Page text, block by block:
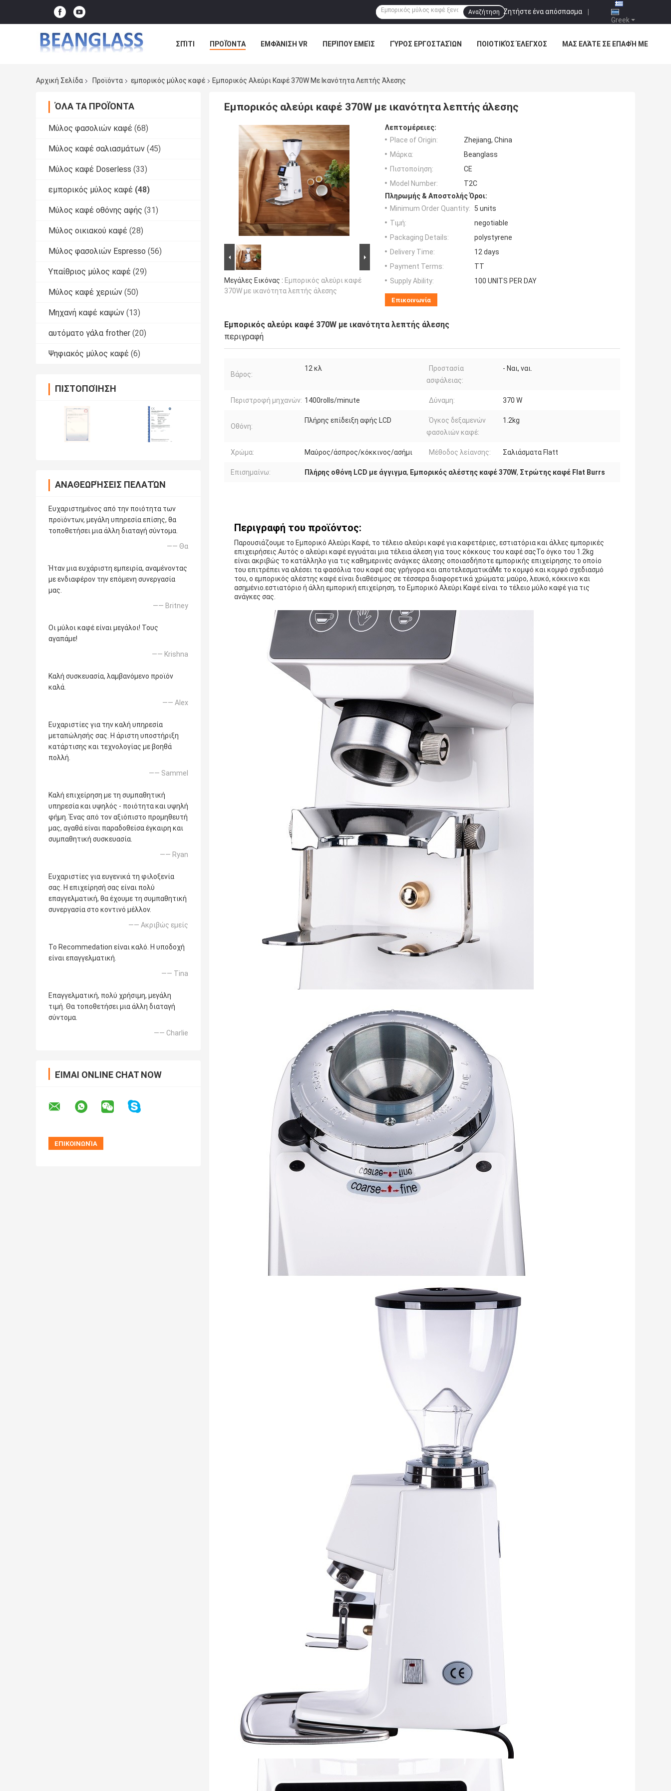
Greek
Ζητήστε ένα απόσπασμα |
Αναζήτηση
ΣΠΊΤΙ ΠΡΟΪΌΝΤΑ ΕΜΦΆΝΙΣΗ VR ΠΕΡΊΠΟΥ ΕΜΕΊΣ ΓΎΡΟΣ ΕΡΓΟΣΤΑΣΊΩΝ ΠΟΙΟΤΙΚΌΣ ΈΛΕΓΧΟΣ ΜΑΣ ΕΛΆΤΕ ΣΕ ΕΠΑΦΉ ΜΕ
Αρχική Σελίδα
Προϊόντα εμπορικός μύλος καφέ Εμπορικός Αλεύρι Καφέ 370W Με Ικανότητα Λεπτής Άλεσης
ΌΛΑ ΤΑ ΠΡΟΪΌΝΤΑ
Μύλος φασολιών καφέ (68)
Μύλος καφέ σαλιασμάτων (45)
Μύλος καφέ Doserless (33)
εμπορικός μύλος καφέ (48)
Μύλος καφέ οθόνης αφής (31)
Μύλος οικιακού καφέ (28)
Μύλος φασολιών Espresso (56)
Υπαίθριος μύλος καφέ (29)
Μύλος καφέ χεριών (50)
Μηχανή καφέ καψών (13)
αυτόματο γάλα frother (20)
Ψηφιακός μύλος καφέ (6)
ΠΙΣΤΟΠΟΊΗΣΗ
ΑΝΑΘΕΩΡΉΣΕΙΣ ΠΕΛΑΤΏΝ
Ευχαριστημένος από την ποιότητα των
προϊόντων, μεγάλη υπηρεσία επίσης, θα
τοποθετήσει μια άλλη διαταγή σύντομα.
—— Θα
Ήταν μια ευχάριστη εμπειρία, αναμένοντας
με ενδιαφέρον την επόμενη συνεργασία
μας.
—— Britney
Οι μύλοι καφέ είναι μεγάλοι! Τους
αγαπάμε!
—— Krishna
Καλή συσκευασία, λαμβανόμενο προϊόν
καλά.
—— Alex
Ευχαριστίες για την καλή υπηρεσία
μεταπώλησής σας. Η άριστη υποστήριξη
κατάρτισης και τεχνολογίας με βοηθά
πολλή.
—— Sammel
Καλή επιχείρηση με τη συμπαθητική
υπηρεσία και υψηλός - ποιότητα και υψηλή
φήμη. Ένας από τον αξιόπιστο προμηθευτή
μας, αγαθά είναι παραδοθείσα έγκαιρη και
συμπαθητική συσκευασία.
—— Ryan
Ευχαριστίες για ευγενικά τη φιλοξενία
σας. Η επιχείρησή σας είναι πολύ
επαγγελματική, θα έχουμε τη συμπαθητική
συνεργασία στο κοντινό μέλλον.
—— Ακριβώς εμείς
Το Recommedation είναι καλό. Η υποδοχή
είναι επαγγελματική.
—— Tina
Επαγγελματική, πολύ χρήσιμη, μεγάλη
τιμή. Θα τοποθετήσει μια άλλη διαταγή
σύντομα.
—— Charlie
ΕΊΜΑΙ ONLINE CHAT NOW
Εμπορικός αλεύρι καφέ 370W με ικανότητα λεπτής άλεσης
Μεγάλες Εικόνας : Εμπορικός αλεύρι καφέ
370W με ικανότητα λεπτής άλεσης
Λεπτομέρειες:
Place of Origin:
Zhejiang, China
Μάρκα:
Beanglass
Πιστοποίηση:
CE
Model Number:
T2C
Πληρωμής & Αποστολής Όροι:
Minimum Order Quantity:
5 units
Τιμή:
negotiable
Packaging Details:
polystyrene
Delivery Time:
12 days
Payment Terms:
TT
Supply Ability:
100 UNITS PER DAY
Επικοινωνία
Εμπορικός αλεύρι καφέ 370W με ικανότητα λεπτής άλεσης
περιγραφή
Βάρος:
12 κλ
Προστασία
ασφάλειας:
- Ναι, ναι.
Περιστροφή μηχανών: 1400rolls/minute Δύναμη: 370 W
Οθόνη:
Πλήρης επίδειξη αφής LCD
Όγκος δεξαμενών
φασολιών καφέ:
1.2kg
Χρώμα: Μαύρος/άσπρος/κόκκινος/ασήμι Μέθοδος λείανσης: Σαλιάσματα Flatt
Επισημαίνω: Πλήρης οθόνη LCD με άγγιγμα, Εμπορικός αλέστης καφέ 370W, Στρώτης καφέ Flat Burrs
Περιγραφή του προϊόντος:
Παρουσιάζουμε το Εμπορικό Αλεύρι Καφέ, το τέλειο αλεύρι καφέ για καφετέριες, εστιατόρια και άλλες εμπορικές
επιχειρήσεις.Αυτός ο αλεύρι καφέ εγγυάται μια τέλεια άλεση για τους κόκκους του καφέ σαςΤο όγκο του 1.2kg
είναι ακριβώς το κατάλληλο για τις καθημερινές ανάγκες άλεσης οποιασδήποτε εμπορικής επιχείρησης.το οποίο
του επιτρέπει να αλέσει τα φασόλια του καφέ σας γρήγορα και αποτελεσματικάΜε το κομψό και κομψό σχεδιασμό
του, ο εμπορικός αλέστης καφέ είναι διαθέσιμος σε τέσσερα διαφορετικά χρώματα: μαύρο, λευκό, κόκκινο και
ασημένιο.εστιατόριο ή άλλη εμπορική επιχείρηση, το Εμπορικό Αλεύρι Καφέ είναι το τέλειο μύλο καφέ για τις
ανάγκες σας.